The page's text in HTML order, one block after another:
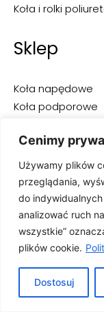
Cenimy
Używamy plików
przeglądania,
do
analizować ruch
wszystkie”
plików cookie.
Dostosuj
Koła i rolki
Sklep
Koła napędowe
Koła podporowe
Opony do
Opony
Opony pełne
Opony
Opony
Opony